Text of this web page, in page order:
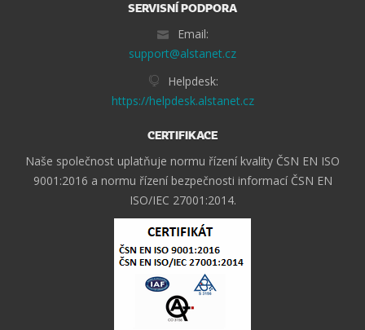
SERVISNÍ PODPORA
Email:
support@alstanet.cz
Helpdesk:
https://helpdesk.alstanet.cz
CERTIFIKACE
Naše společnost uplatňuje normu řízení kvality ČSN EN ISO
9001:2016 a normu řízení bezpečnosti informací ČSN EN
ISO/IEC 27001:2014.